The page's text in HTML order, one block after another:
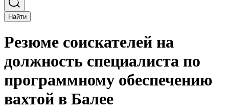
Найти
Резюме соискателей на
должность специалиста по
программному обеспечению
вахтой в Балее